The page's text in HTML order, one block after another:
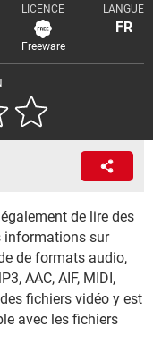
LICENCE
Freeware
LANGUE
FR
de lire des
informations sur
de formats audio,
AAC, AIF, MIDI,
fichiers vidéo y est
avec les fichiers